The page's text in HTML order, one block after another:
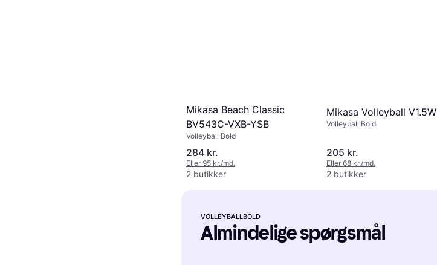
Mikasa Beach Classic
BV543C-VXB-YSB
Volleyball Bold
284 kr.
Eller 95 kr./md.
2 butikker
Mikasa Volleyball V1.5W
Volleyball Bold
205 kr.
Eller 68 kr./md.
2 butikker
VOLLEYBALLBOLD
Almindelige spørgsmål